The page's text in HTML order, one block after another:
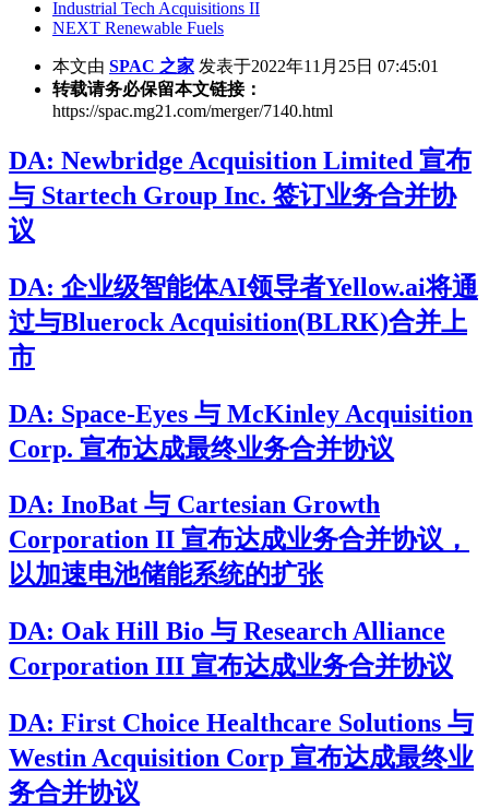
Industrial Tech Acquisitions II
NEXT Renewable Fuels
本文由 SPAC 之家 发表于2022年11月25日 07:45:01
转载请务必保留本文链接：
https://spac.mg21.com/merger/7140.html
DA: Newbridge Acquisition Limited 宣布
与 Startech Group Inc. 签订业务合并协
议
DA: 企业级智能体AI领导者Yellow.ai将通
过与Bluerock Acquisition(BLRK)合并上
市
DA: Space-Eyes 与 McKinley Acquisition
Corp. 宣布达成最终业务合并协议
DA: InoBat 与 Cartesian Growth
Corporation II 宣布达成业务合并协议，
以加速电池储能系统的扩张
DA: Oak Hill Bio 与 Research Alliance
Corporation III 宣布达成业务合并协议
DA: First Choice Healthcare Solutions 与
Westin Acquisition Corp 宣布达成最终业
务合并协议